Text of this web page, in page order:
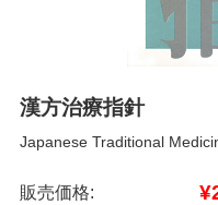
漢方治療指針
Japanese Traditional
販売価格: